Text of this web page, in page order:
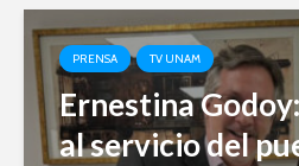
PRENSA TV UNAM
Ernestina
al servicio del